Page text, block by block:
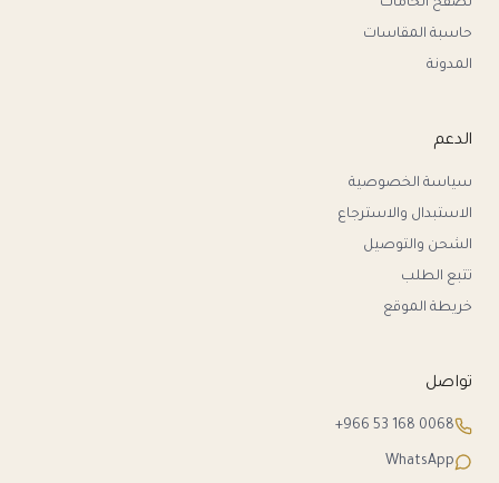
تصفح الخامات
حاسبة المقاسات
المدونة
الدعم
سياسة الخصوصية
الاستبدال والاسترجاع
الشحن والتوصيل
تتبع الطلب
خريطة الموقع
تواصل
+966 53 168 0068
WhatsApp